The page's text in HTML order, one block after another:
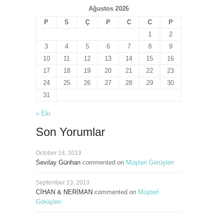
Ağustos 2026
P
S Ç P C C
P
1
2
3
4 5 6 7 8
9
10
11 12 13 14 15
16
17
18 19 20 21 22
23
24
25 26 27 28 29
30
31
« Eki
Son Yorumlar
October 18, 2013
Sevilay Günhan commented on Müşteri Görüşleri
September 13, 2013
CİHAN & NERİMAN commented on Müşteri
Görüşleri